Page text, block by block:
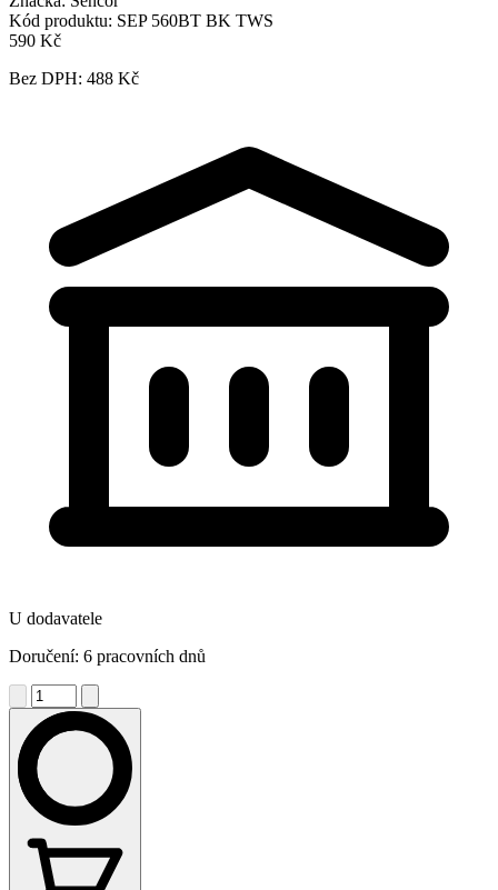
Kód produktu: SEP 560BT BK TWS
590 Kč
Bez DPH: 488 Kč
U dodavatele
Doručení: 6 pracovních dnů